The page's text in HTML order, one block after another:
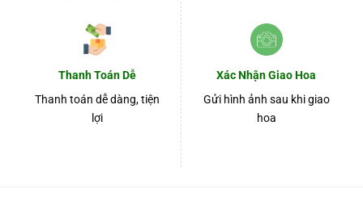
Thanh Toán Dễ
Thanh toán dễ dàng, tiện
lợi
Xác Nhận Giao Hoa
Gửi hình ảnh sau khi giao
hoa